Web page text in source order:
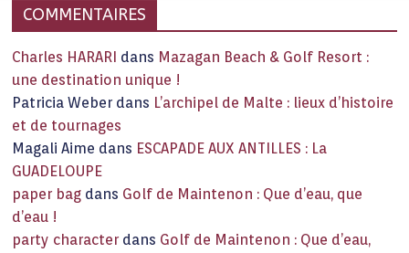
COMMENTAIRES
Charles HARARI dans Mazagan Beach & Golf Resort :
une destination unique !
Patricia Weber dans L’archipel de Malte : lieux d’histoire
et de tournages
Magali Aime dans ESCAPADE AUX ANTILLES : La
GUADELOUPE
paper bag dans Golf de Maintenon : Que d’eau, que
d’eau !
party character dans Golf de Maintenon : Que d’eau,